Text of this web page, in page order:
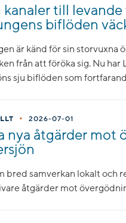
kanaler till
biflöden
är känd för sin storvuxna
från att föröka sig. Nu har
sju biflöden som
• 2026-07-01
nya åtgärder mot
bred samverkan lokalt och
åtgärder mot